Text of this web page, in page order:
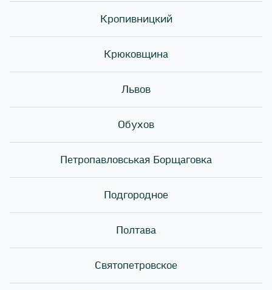
Кропивницкий
Крюковщина
Львов
Обухов
Петропавловськая Борщаговка
Подгородное
Полтава
Святопетровское
Водоросли нори являются одним из самых важных
элементов для приготовления блюд японской
кухни. И они являются одним из главных
Нори растет не только в Японии, но и у побережья
Китая и Уэльса. А лидерами по производству нори
для употребления в пищу стали Япония, Китай и
содержится большое количество белка, который
очень важен для поддержания и восстановления